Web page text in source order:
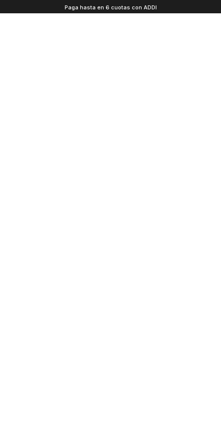
Paga hasta en 6 cuotas con ADDI